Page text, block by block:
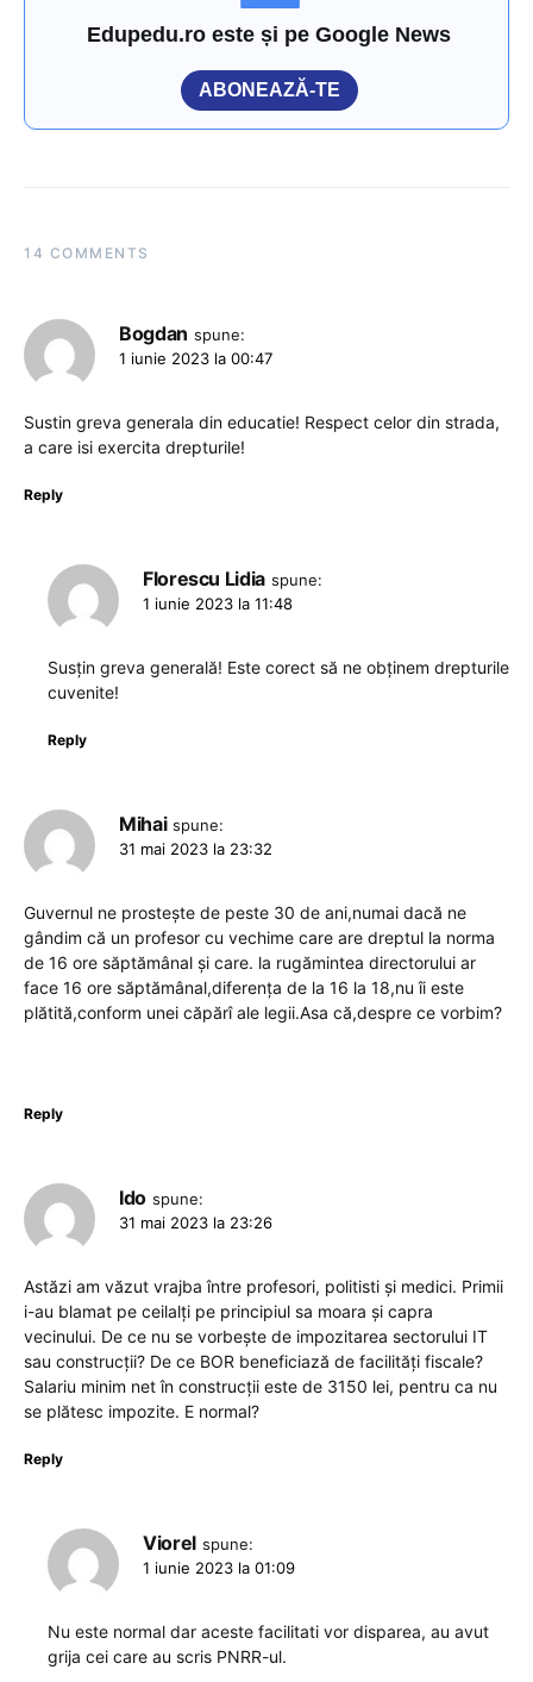
Edupedu.ro este și pe Google News
ABONEAZĂ-TE
14 COMMENTS
Bogdan spune:
1 iunie 2023 la 00:47
Sustin greva generala din educatie! Respect celor din strada,
a care isi exercita drepturile!
Reply
Florescu Lidia spune:
1 iunie 2023 la 11:48
Susțin greva generală! Este corect să ne obținem drepturile
cuvenite!
Reply
Mihai spune:
31 mai 2023 la 23:32
Guvernul ne prostește de peste 30 de ani,numai dacă ne
gândim că un profesor cu vechime care are dreptul la norma
de 16 ore săptămânal și care. la rugămintea directorului ar
face 16 ore săptămânal,diferența de la 16 la 18,nu îi este
plătită,conform unei căpărî ale legii.Asa că,despre ce vorbim?
Reply
Ido spune:
31 mai 2023 la 23:26
Astăzi am văzut vrajba între profesori, politisti și medici. Primii
i-au blamat pe ceilalți pe principiul sa moara și capra
vecinului. De ce nu se vorbește de impozitarea sectorului IT
sau construcții? De ce BOR beneficiază de facilități fiscale?
Salariu minim net în construcții este de 3150 lei, pentru ca nu
se plătesc impozite. E normal?
Reply
Viorel spune:
1 iunie 2023 la 01:09
Nu este normal dar aceste facilitati vor disparea, au avut
grija cei care au scris PNRR-ul.